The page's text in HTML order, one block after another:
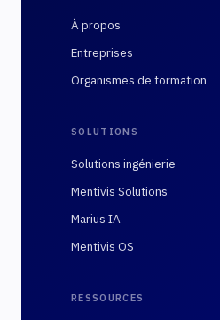
À propos
Entreprises
Organismes de formation
SOLUTIONS
Solutions ingénierie
Mentivis Solutions
Marius IA
Mentivis OS
RESSOURCES